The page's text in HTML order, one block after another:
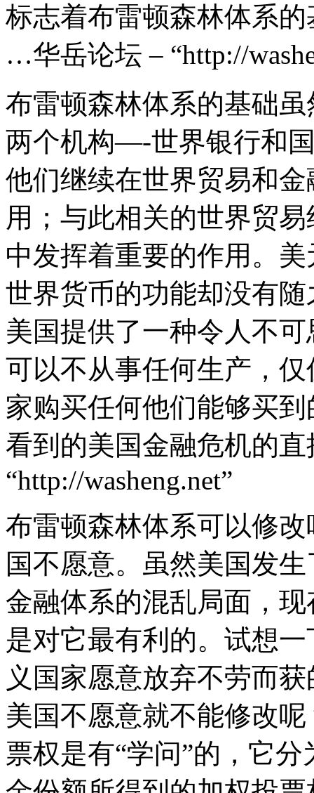
标志着布雷顿森林体系
…华岳论坛 – “http://
布雷顿森林体系的基础
两个机构—-世界银行和
他们继续在世界贸易和
用；与此相关的世界贸
中发挥着重要的作用。
世界货币的功能却没有
美国提供了一种令人不
可以不从事任何生产，
家购买任何他们能够买
看到的美国金融危机的
“http://washeng.net”
布雷顿森林体系可以修
国不愿意。虽然美国发
金融体系的混乱局面，
是对它最有利的。试想
义国家愿意放弃不劳而
美国不愿意就不能修改
票权是有“学问”的，它